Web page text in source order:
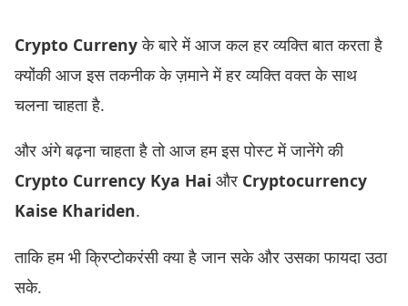
Crypto Currenyके बारे में आज कल हर व्यक्ति बात करता है
क्योंकी आज इस तकनीक के ज़माने में हर व्यक्ति वक्त के साथ
चलना चाहता है.
और अंगे बढ़ना चाहता है तो आज हम इस पोस्ट में जानेंगे की
Crypto Currency Kya Hai और Cryptocurrency
Kaise Khariden.
ताकि हम भी क्रिप्टोकरंसी क्या है जान सके और उसका फायदा उठा
सके.